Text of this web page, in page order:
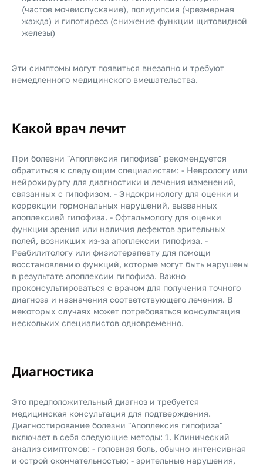
(частое мочеиспускание), полидипсия (чрезмерная
жажда) и гипотиреоз (снижение функции щитовидной
железы)
Эти симптомы могут появиться внезапно и требуют
немедленного медицинского вмешательства.
Какой врач лечит
При болезни "Апоплексия гипофиза" рекомендуется
обратиться к следующим специалистам: - Неврологу или
нейрохирургу для диагностики и лечения изменений,
связанных с гипофизом. - Эндокринологу для оценки и
коррекции гормональных нарушений, вызванных
апоплексией гипофиза. - Офтальмологу для оценки
функции зрения или наличия дефектов зрительных
полей, возникших из-за апоплексии гипофиза. -
Реабилитологу или физиотерапевту для помощи
восстановлению функций, которые могут быть нарушены
в результате апоплексии гипофиза. Важно
проконсультироваться с врачом для получения точного
диагноза и назначения соответствующего лечения. В
некоторых случаях может потребоваться консультация
нескольких специалистов одновременно.
Диагностика
Это предположительный диагноз и требуется
медицинская консультация для подтверждения.
Диагностирование болезни "Апоплексия гипофиза"
включает в себя следующие методы: 1. Клинический
анализ симптомов: - головная боль, обычно интенсивная
и острой окончательностью; - зрительные нарушения,